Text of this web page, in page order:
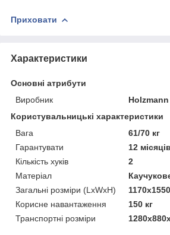
Приховати
Характеристики
Основні атрибути
Виробник
Holzmann
Користувальницькі характеристики
Вага
61/70 кг
Гарантувати
12 місяців
Кількість хуків
2
Матеріал
Загальні розміри (LxWxH)
Корисне навантаження
150 кг
Транспортні розміри